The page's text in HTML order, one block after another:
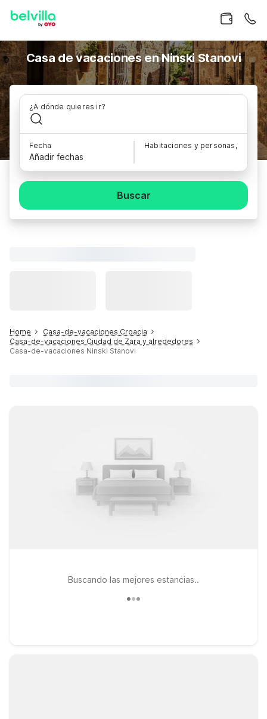
Casa de vacaciones en Ninski Stanovi
¿A dónde quieres ir?
Fecha
Añadir fechas
Habitaciones y personas,
Buscar
Home
Casa-de-vacaciones Croacia
Casa-de-vacaciones Ciudad de Zara y alrededores
Casa-de-vacaciones Ninski Stanovi
Buscando las mejores estancias..